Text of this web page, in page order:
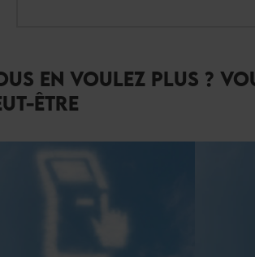
EN VOULEZ PLUS ?
ÊTRE